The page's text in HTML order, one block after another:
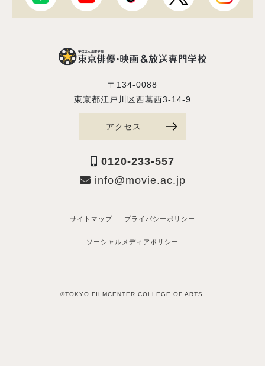
〒134-0088
東京都江戸川区西葛西3-14-9
アクセス
0120-233-557
info@movie.ac.jp
サイトマップ プライバシーポリシー
ソーシャルメディアポリシー
©TOKYO FILMCENTER COLLEGE OF ARTS.